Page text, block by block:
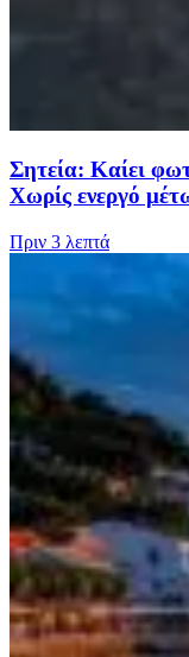
Σητεία: Καίει
Χωρίς ενεργό
Πριν 3 λεπτά